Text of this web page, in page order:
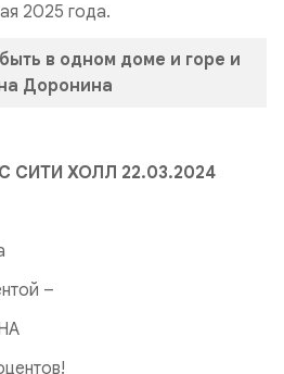
2025 года.
в одном доме и горе и
Доронина
СИТИ ХОЛЛ 22.03.2024
–